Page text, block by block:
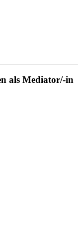
als Mediator/-in